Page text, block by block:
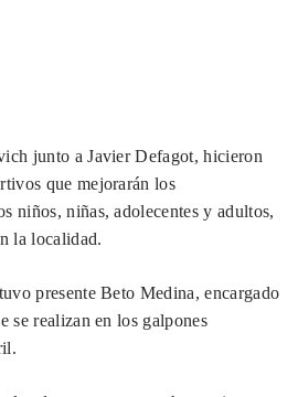
junto a Javier Defagot, hicieron
que mejorarán los
niños, niñas, adolecentes y adultos,
la localidad.
presente Beto Medina, encargado
se realizan en los galpones